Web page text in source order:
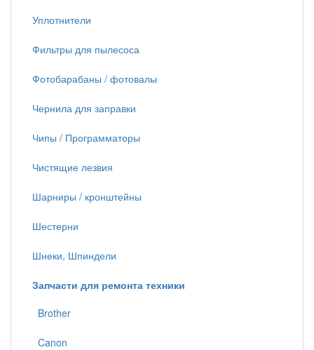
Уплотнители
Фильтры для пылесоса
Фотобарабаны / фотовалы
Чернила для заправки
Чипы / Программаторы
Чистящие лезвия
Шарниры / кронштейны
Шестерни
Шнеки, Шпиндели
Запчасти для ремонта техники
Brother
Canon